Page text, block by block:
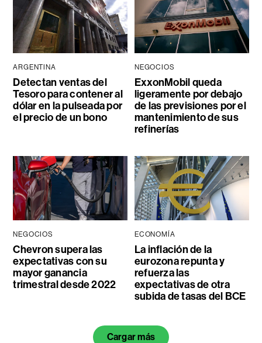
ARGENTINA
Detectan ventas del
Tesoro para contener al
dólar en la pulseada por
el precio de un bono
NEGOCIOS
ExxonMobil queda
ligeramente por debajo
de las previsiones por el
mantenimiento de sus
refinerías
NEGOCIOS
Chevron supera las
expectativas con su
mayor ganancia
trimestral desde 2022
ECONOMÍA
La inflación de la
eurozona repunta y
refuerza las
expectativas de otra
subida de tasas del BCE
Cargar más